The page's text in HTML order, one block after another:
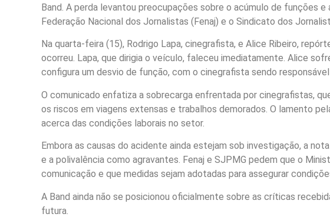
Band. A perda levantou preocupações sobre o acúmulo de funções
Federação Nacional dos Jornalistas (Fenaj) e o Sindicato dos
Na quarta-feira (15), Rodrigo Lapa, cinegrafista, e Alice Ribeiro,
ocorreu. Lapa, que dirigia o veículo, faleceu imediatamente. Alice
configura um desvio de função, com o cinegrafista sendo
O comunicado enfatiza a sobrecarga enfrentada por cinegrafistas,
os riscos em viagens extensas e trabalhos demorados. O lamento
acerca das condições laborais no setor.
Embora as causas do acidente ainda estejam sob investigação, a
e a polivalência como agravantes. Fenaj e SJPMG pedem que o
comunicação e que medidas sejam adotadas para assegurar
A Band ainda não se posicionou oficialmente sobre as críticas
futura.